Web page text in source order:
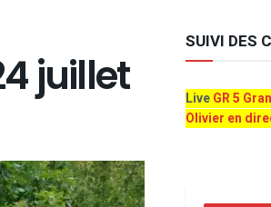
juillet
SUIVI DES
LiveGR 5
Olivier en